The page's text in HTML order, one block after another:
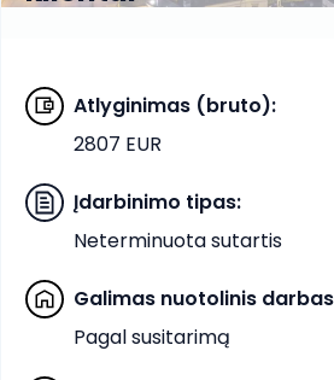
Atlyginimas (bruto):
2807 EUR
Įdarbinimo tipas:
Neterminuota sutartis
Galimas nuotolinis darbas
Pagal susitarimą